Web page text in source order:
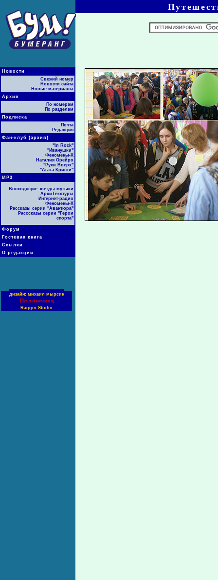
Новости
Свежий номер
Новости сайта
Новые материалы
Архив
По номерам
По разделам
Подписка
Почта
Редакция
Фан-клуб (архив)
"In Rock"
"Иванушки"
Феномены-Х
Наталия Орейро
"Руки Вверх"
"Агата Кристи"
МР3
Восходящие звезды музыки
АрхиТекстуры
Интернет-радио
Феномены-Х
Рассказы серии "Авантюра"
Расссказы серии "Герои
спорта"
Форум
Гостевая книга
Ссылки
О редакции
дизайн: михаил мырсин
Поддержка
Raggio Studio